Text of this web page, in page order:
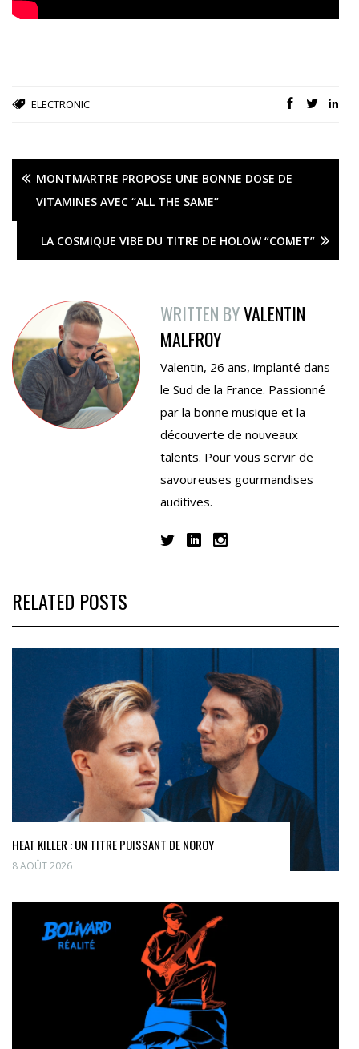
ELECTRONIC
MONTMARTRE PROPOSE UNE BONNE DOSE DE
VITAMINES AVEC “ALL THE SAME”
LA COSMIQUE VIBE DU TITRE DE HOLOW “COMET”
WRITTEN BYVALENTIN
MALFROY
Valentin, 26 ans, implanté dans
le Sud de la France. Passionné
par la bonne musique et la
découverte de nouveaux
talents. Pour vous servir de
savoureuses gourmandises
auditives.
RELATED POSTS
HEAT KILLER : UN TITRE PUISSANT DE NOROY
8 AOÛT 2026